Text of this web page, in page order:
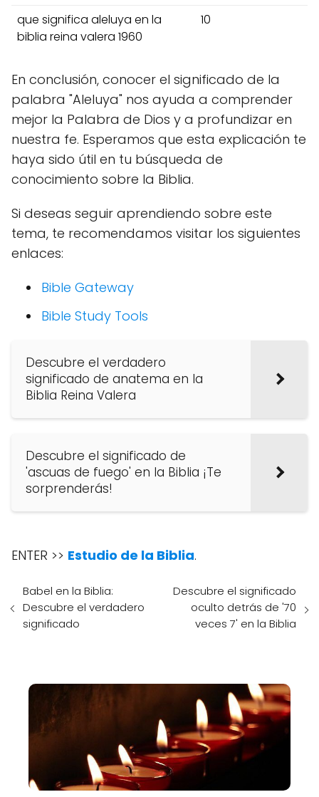
que significa aleluya en la
biblia reina valera 1960
10
En conclusión, conocer el significado de la
palabra "Aleluya" nos ayuda a comprender
mejor la Palabra de Dios y a profundizar en
nuestra fe. Esperamos que esta explicación te
haya sido útil en tu búsqueda de
conocimiento sobre la Biblia.
Si deseas seguir aprendiendo sobre este
tema, te recomendamos visitar los siguientes
enlaces:
Bible Gateway
Bible Study Tools
Descubre el verdadero
significado de anatema en la
Biblia Reina Valera
Descubre el significado de
'ascuas de fuego' en la Biblia ¡Te
sorprenderás!
ENTER >> Estudio de la Biblia.
Babel en la Biblia:
Descubre el verdadero
significado
Descubre el significado
oculto detrás de '70
veces 7' en la Biblia